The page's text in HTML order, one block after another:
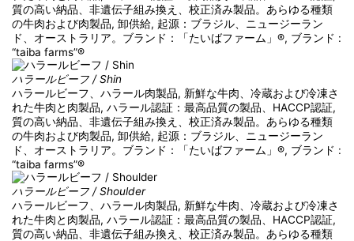
質の高い納品、非遺伝子組み換え、校正済み製品。あらゆる種類
の牛肉および肉製品, 卸供給, 起源：ブラジル、ニュージーラン
ド、オーストラリア。ブランド：「たいばファーム」®, ブランド :
“taiba farms”®
ハラールビーフ / Shin
ハラールビーフ、ハラール肉製品, 新鮮な牛肉、冷蔵および冷凍さ
れた牛肉と肉製品, ハラール認証：最高品質の製品、HACCP認証,
質の高い納品、非遺伝子組み換え、校正済み製品。あらゆる種類
の牛肉および肉製品, 卸供給, 起源：ブラジル、ニュージーラン
ド、オーストラリア。ブランド：「たいばファーム」®, ブランド :
“taiba farms”®
ハラールビーフ / Shoulder
ハラールビーフ、ハラール肉製品, 新鮮な牛肉、冷蔵および冷凍さ
れた牛肉と肉製品, ハラール認証：最高品質の製品、HACCP認証,
質の高い納品、非遺伝子組み換え、校正済み製品。あらゆる種類